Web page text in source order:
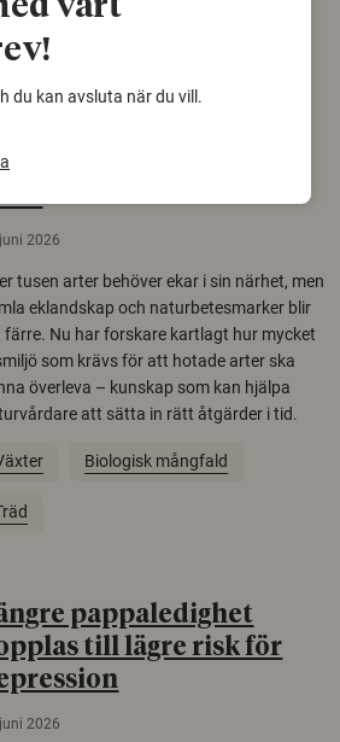
för att rädda hotade
2026
tusen arter behöver ekar i sin närhet, men
eklandskap och naturbetesmarker blir
färre. Nu har forskare kartlagt hur mycket
som krävs för att hotade arter ska
överleva – kunskap som kan hjälpa
att sätta in rätt åtgärder i tid.
Biologisk mångfald
pappaledighet
till lägre risk för
2026
vårt
du kan avsluta när du vill.